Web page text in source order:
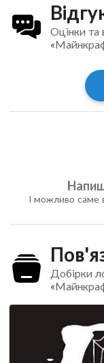
Оцінки та
І можливо саме
Добірки